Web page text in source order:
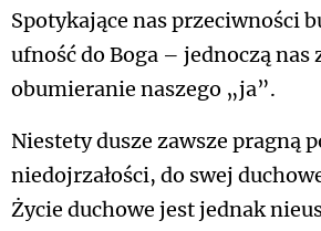
Spotykające nas przeciwności
ufność do Boga – jednoczą nas
obumieranie naszego „ja”.
Niestety dusze zawsze pragną
niedojrzałości, do swej
Życie duchowe jest jednak